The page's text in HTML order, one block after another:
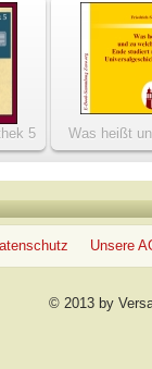
5
Was heißt
welchem Ende
Unsere
© 2013 by